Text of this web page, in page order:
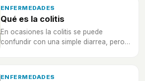
ENFERMEDADES
Qué es la colitis
En ocasiones la colitis se puede
confundir con una simple diarrea, pero
ENFERMEDADES